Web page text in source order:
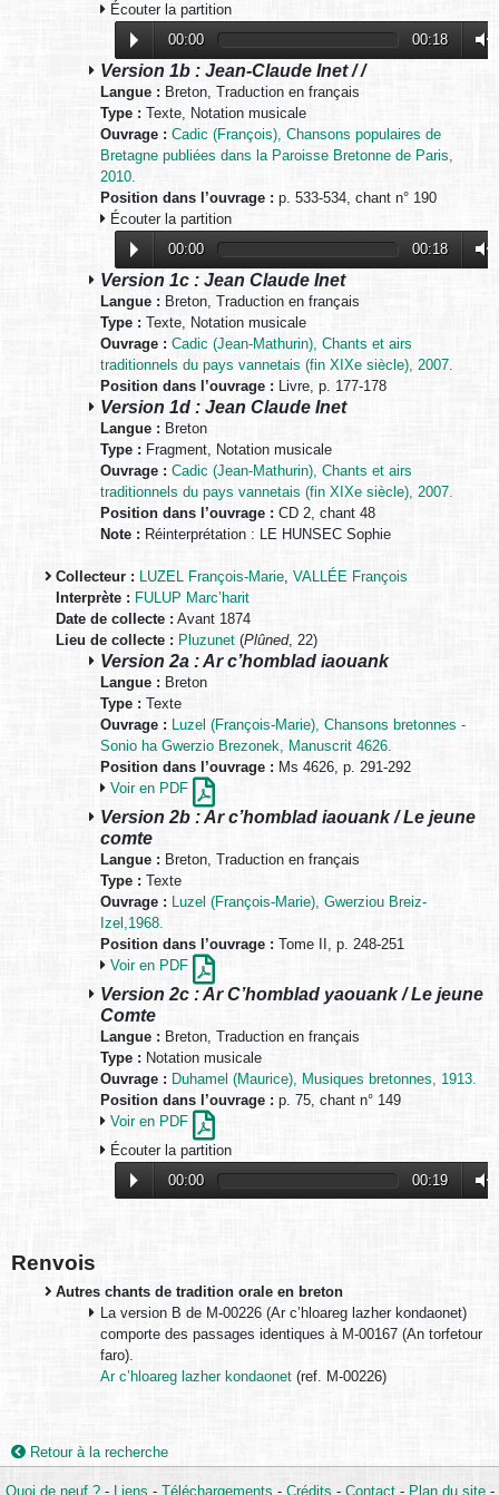
Écouter la partition
00:00
00:18
Version 1b : Jean-Claude Inet / /
Langue : Breton, Traduction en français
Type : Texte, Notation musicale
Ouvrage : Cadic (François), Chansons populaires de
Bretagne publiées dans la Paroisse Bretonne de Paris,
2010.
Position dans l’ouvrage : p. 533-534, chant n° 190
Écouter la partition
00:00
00:18
Version 1c : Jean Claude Inet
Langue : Breton, Traduction en français
Type : Texte, Notation musicale
Ouvrage : Cadic (Jean-Mathurin), Chants et airs
traditionnels du pays vannetais (fin XIXe siècle), 2007.
Position dans l’ouvrage : Livre, p. 177-178
Version 1d : Jean Claude Inet
Langue : Breton
Type : Fragment, Notation musicale
Ouvrage : Cadic (Jean-Mathurin), Chants et airs
traditionnels du pays vannetais (fin XIXe siècle), 2007.
Position dans l’ouvrage : CD 2, chant 48
Note : Réinterprétation : LE HUNSEC Sophie
Collecteur : LUZEL François-Marie VALLÉE François
Interprète : FULUP Marc’harit
Date de collecte : Avant 1874
Lieu de collecte : Pluzunet (Plûned, 22)
Version 2a : Ar c’homblad iaouank
Langue : Breton
Type : Texte
Ouvrage :
Luzel (François-Marie), Chansons bretonnes -
Sonio ha Gwerzio Brezonek, Manuscrit 4626.
Position dans l’ouvrage : Ms 4626, p. 291-292
Voir en PDF
Version 2b : Ar c’homblad iaouank / Le jeune
comte
Langue : Breton, Traduction en français
Type : Texte
Ouvrage :
Luzel (François-Marie), Gwerziou Breiz-
Izel,1968.
Position dans l’ouvrage : Tome II, p. 248-251
Voir en PDF
Version 2c : Ar C’homblad yaouank / Le jeune
Comte
Langue : Breton, Traduction en français
Type : Notation musicale
Ouvrage : Duhamel (Maurice), Musiques bretonnes, 1913.
Position dans l’ouvrage : p. 75, chant n° 149
Voir en PDF
Écouter la partition
00:00
00:19
Renvois
Autres chants de tradition orale en breton
La version B de M-00226 (Ar c’hloareg lazher kondaonet)
comporte des passages identiques à M-00167 (An torfetour
faro).
Ar c’hloareg lazher kondaonet (ref. M-00226)
Retour à la recherche
Quoi de neuf ?- Liens - Téléchargements - Crédits - Contact- Plan du site-